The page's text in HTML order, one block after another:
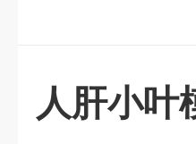
人肝小叶